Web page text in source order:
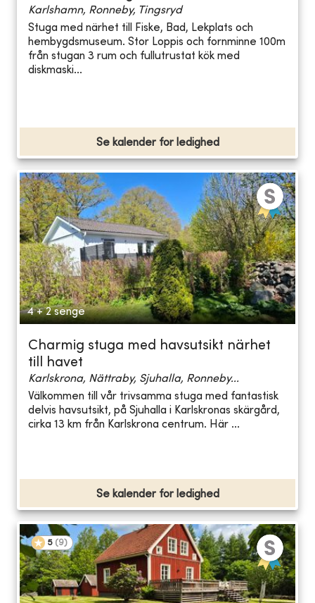
Karlshamn, Ronneby, Tingsryd
Stuga med närhet till Fiske, Bad, Lekplats och
hembygdsmuseum. Stor Loppis och fornminne 100m
från stugan 3 rum och fullutrustat kök med
diskmaski...
Se kalender for ledighed
4 + 2 senge
Charmig stuga med havsutsikt närhet
till havet
Karlskrona, Nättraby, Sjuhalla, Ronneby...
Välkommen till vår trivsamma stuga med fantastisk
delvis havsutsikt, på Sjuhalla i Karlskronas skärgård,
cirka 13 km från Karlskrona centrum. Här ...
Se kalender for ledighed
5 (9)